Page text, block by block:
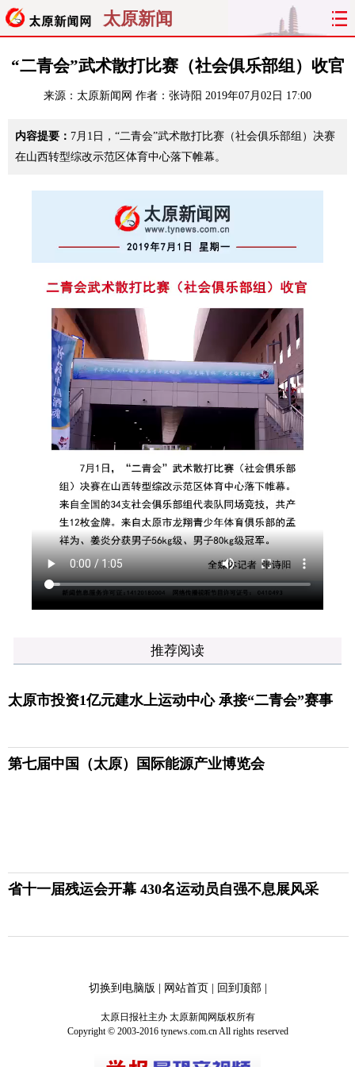
太原新闻
首页 聚焦 太原 山西
经济 关注 文明 出行
纵横 曝光 综合 专题
晋月读 最太原
太原日报 太原晚报 热评 社区
“二青会”武术散打比赛（社会俱乐部组）收官
来源： 太原新闻网 作者：张诗阳 2019年07月02日 17:00
内容提要： 7月1日，“二青会”武术散打比赛（社会俱乐部组）决赛
在山西转型综改示范区体育中心落下帷幕。
推荐阅读
太原市投资1亿元建水上运动中心 承接“二青会”赛事
第七届中国（太原）国际能源产业博览会
省十一届残运会开幕 430名运动员自强不息展风采
切换到电脑版 网站首页 回到顶部|
太原日报社主办 太原新闻网版权所有
Copyright © 2003-2016 tynews.com.cn All rights reserved